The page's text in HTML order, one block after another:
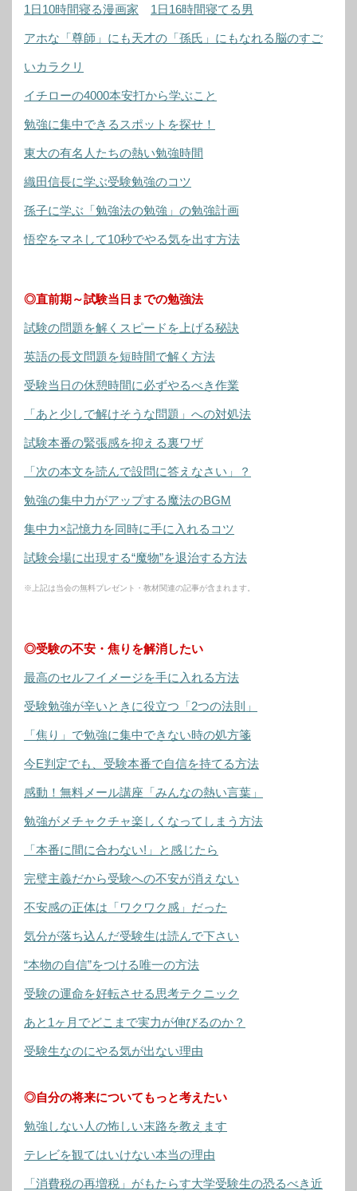
1日10時間寝る漫画家 1日16時間寝てる男
アホな「尊師」にも天才の「孫氏」にもなれる脳のすご
いカラクリ
イチローの4000本安打から学ぶこと
勉強に集中できるスポットを探せ！
東大の有名人たちの熱い勉強時間
織田信長に学ぶ受験勉強のコツ
孫子に学ぶ「勉強法の勉強」の勉強計画
悟空をマネして10秒でやる気を出す方法
◎直前期～試験当日までの勉強法
試験の問題を解くスピードを上げる秘訣
英語の長文問題を短時間で解く方法
受験当日の休憩時間に必ずやるべき作業
「あと少しで解けそうな問題」への対処法
試験本番の緊張感を抑える裏ワザ
「次の本文を読んで設問に答えなさい」？
勉強の集中力がアップする魔法のBGM
集中力×記憶力を同時に手に入れるコツ
試験会場に出現する“魔物”を退治する方法
※上記は当会の無料プレゼント・教材関連の記事が含まれます。
◎受験の不安・焦りを解消したい
最高のセルフイメージを手に入れる方法
受験勉強が辛いときに役立つ「2つの法則」
「焦り」で勉強に集中できない時の処方箋
今E判定でも、受験本番で自信を持てる方法
感動！無料メール講座「みんなの熱い言葉」
勉強がメチャクチャ楽しくなってしまう方法
「本番に間に合わない!」と感じたら
完璧主義だから受験への不安が消えない
不安感の正体は「ワクワク感」だった
気分が落ち込んだ受験生は読んで下さい
“本物の自信”をつける唯一の方法
受験の運命を好転させる思考テクニック
あと1ヶ月でどこまで実力が伸びるのか？
受験生なのにやる気が出ない理由
◎自分の将来についてもっと考えたい
勉強しない人の怖しい末路を教えます
テレビを観てはいけない本当の理由
「消費税の再増税」がもたらす大学受験生の恐るべき近